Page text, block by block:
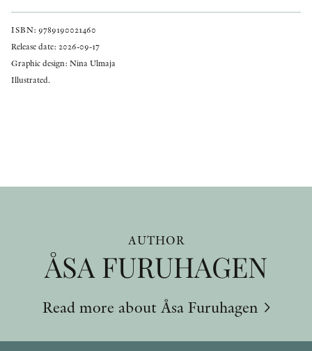
ISBN: 9789190021460
Release date: 2026-09-17
Graphic design: Nina Ulmaja
Illustrated.
AUTHOR
ÅSA FURUHAGEN
Read more about Åsa Furuhagen